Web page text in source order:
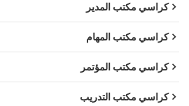
كراسي مكتب المدير
كراسي مكتب المهام
كراسي مكتب المؤتمر
كراسي مكتب التدريب